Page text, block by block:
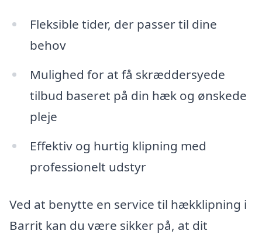
Fleksible tider, der passer til dine
behov
Mulighed for at få skræddersyede
tilbud baseret på din hæk og ønskede
pleje
Effektiv og hurtig klipning med
professionelt udstyr
Ved at benytte en service til hækklipning i
Barrit kan du være sikker på, at dit